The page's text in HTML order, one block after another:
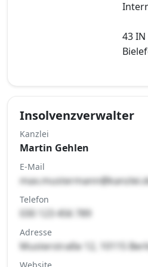
43
Insolvenzverwalter
Kanzlei
Martin Gehlen
E-Mail
Telefon
030 123 456 789
Adresse
Musterstraße 12, 10115